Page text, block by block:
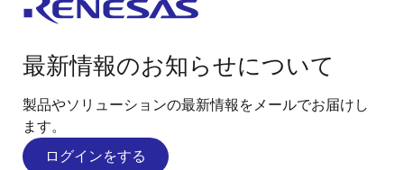
最新情報のお知らせについて
製品やソリューションの最新情報をメールでお届けし
ます。
ログインをする